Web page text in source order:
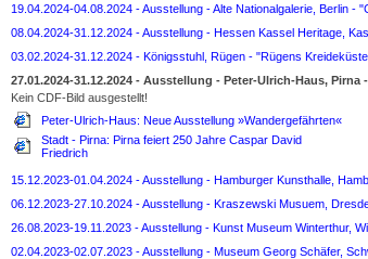
19.04.2024-04.08.2024 - Ausstellung - Alte Nationalgalerie, Berlin
08.04.2024-31.12.2024 - Ausstellung - Hessen Kassel Heritage,
03.02.2024-31.12.2024 - Königsstuhl, Rügen - "Rügens
27.01.2024-31.12.2024 - Ausstellung - Peter-Ulrich-Haus,
Kein CDF-Bild ausgestellt!
Peter-Ulrich-Haus: Neue Ausstellung »Wandergefährten«
Stadt - Pirna: Pirna feiert 250 Jahre Caspar David
Friedrich
15.12.2023-01.04.2024 - Ausstellung - Hamburger Kunsthalle,
06.12.2023-27.10.2024 - Ausstellung - Kraszewski Musuem,
26.08.2023-19.11.2023 - Ausstellung - Kunst Museum Winterthur,
02.04.2023-02.07.2023 - Ausstellung - Museum Georg Schäfer,